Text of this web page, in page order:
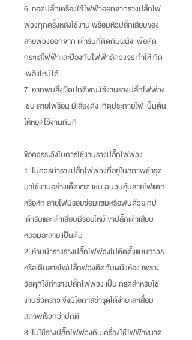
6. ถอดปลั๊กเครื่องใช้ไฟฟ้าออกจากรางปลั๊กไฟ
พ่วงทุกครั้งหลังใช้งาน พร้อมหัวปลั๊กเสียบของ
สายพ่วงออกจาก เต้ารับที่ติดกับผนัง เพื่อตัด
กระแสไฟฟ้าและป้องกันไฟฟ้าลัดวงจร ทำให้เกิด
เพลิงไหม้ได้
7. หากพบสิ่งผิดปกติขณะใช้งานรางปลั๊กไฟพ่วง
เช่น สายไฟร้อน มีเสียงดัง เกิดประกายไฟ เป็นต้น
ให้หยุดใช้งานทันที
ข้อควรระวังในการใช้งานรางปลั๊กไฟพ่วง
1. ไม่ควรนำรางปลั๊กไฟพ่วงที่อยู่ในสภาพชำรุด
มาใช้งานอย่างเด็ดขาด เช่น ฉนวนหุ้มสายไฟแตก
หรือหัก สายไฟมีรอยซ่อมแซมหรือพันด้วยเทป
เต้ารับและเต้าเสียบมีรอยไหม้ ขาปลั๊กเต้าเสียบ
หลอมละลาย เป็นต้น
2. ห้ามนำรางรางปลั๊กไฟพ่วงไปติดตั้งแบบถาวร
หรือเดินสายไฟปลั๊กพ่วงติดกับผนังห้อง เพราะ
วัสดุที่ใช้ทำรางปลั๊กไฟพ่วง เป็นเกรดสำหรับใช้
งานชั่วคราว จึงมีโอกาสชำรุดได้ง่ายและเสื่อม
สภาพเร็วกว่าปกติ
3. ไม่ใช้รางปลั๊กไฟพ่วงกับเครื่องใช้ไฟฟ้าขนาด